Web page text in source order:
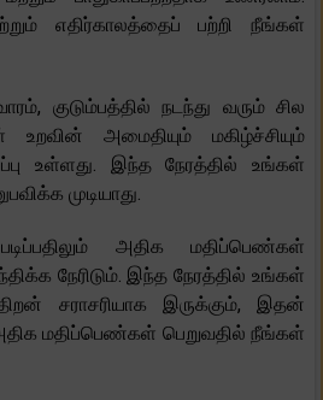
எதிர்காலத்தைப் பற்றி நீங்கள்
குடும்பத்தில் நடந்து வரும் சில
அமைதியும் மகிழ்ச்சியும்
உள்ளது. இந்த நேரத்தில் உங்கள்
முடியாது.
அதிக மதிப்பெண்கள்
நேரிடும். இந்த நேரத்தில் உங்கள்
சராசரியாக இருக்கும், இதன்
மதிப்பெண்கள் பெறுவதில் நீங்கள்